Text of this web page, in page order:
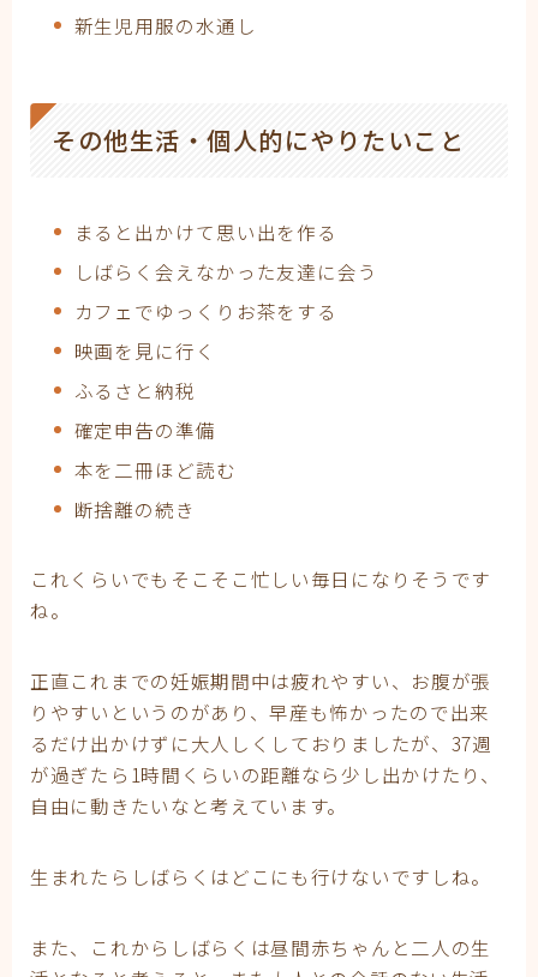
新生児用服の水通し
その他生活・個人的にやりたいこと
まると出かけて思い出を作る
しばらく会えなかった友達に会う
カフェでゆっくりお茶をする
映画を見に行く
ふるさと納税
確定申告の準備
本を二冊ほど読む
断捨離の続き
これくらいでもそこそこ忙しい毎日になりそうです
ね。
正直これまでの妊娠期間中は疲れやすい、お腹が張
りやすいというのがあり、早産も怖かったので出来
るだけ出かけずに大人しくしておりましたが、37週
が過ぎたら1時間くらいの距離なら少し出かけたり、
自由に動きたいなと考えています。
生まれたらしばらくはどこにも行けないですしね。
また、これからしばらくは昼間赤ちゃんと二人の生